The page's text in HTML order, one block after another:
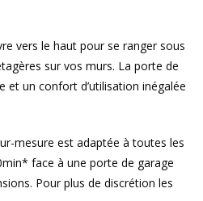
vers le haut pour se ranger sous
sur vos murs. La porte de
et un confort d’utilisation inégalée
mesure est adaptée à toutes les
face à une porte de garage
Pour plus de discrétion les